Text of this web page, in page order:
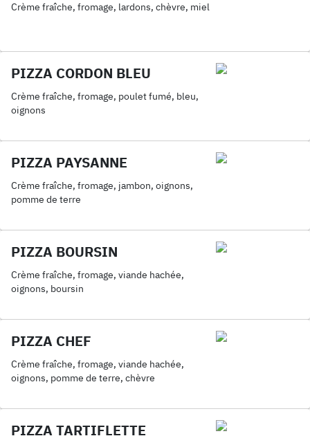
Crème fraîche, fromage, lardons, chèvre, miel
PIZZA CORDON BLEU
Crème fraîche, fromage, poulet fumé, bleu,
oignons
PIZZA PAYSANNE
Crème fraîche, fromage, jambon, oignons,
pomme de terre
PIZZA BOURSIN
Crème fraîche, fromage, viande hachée,
oignons, boursin
PIZZA CHEF
Crème fraîche, fromage, viande hachée,
oignons, pomme de terre, chèvre
PIZZA TARTIFLETTE